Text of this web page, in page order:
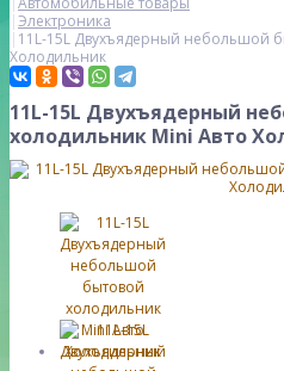
Электроника
11L-15L Двухъядерный небольшой
Холодильник
11L-15L Двухъядерный
холодильник Mini Авто